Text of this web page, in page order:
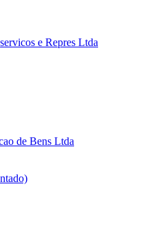
e Repres Ltda
de Bens Ltda